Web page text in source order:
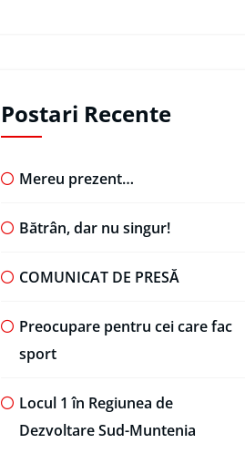
Postari Recente
Mereu prezent…
Bătrân, dar nu singur!
COMUNICAT DE PRESĂ
Preocupare pentru cei care fac
sport
Locul 1 în Regiunea de
Dezvoltare Sud-Muntenia